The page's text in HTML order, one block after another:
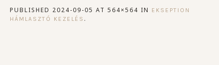
PUBLISHED 2024-09-05 AT 564×564 IN
EKSEPTION
HÁMLASZTÓ KEZELÉS .